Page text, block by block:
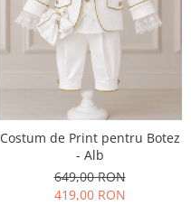
Costum de Print pentru Botez
- Alb
649,00 RON
419,00 RON